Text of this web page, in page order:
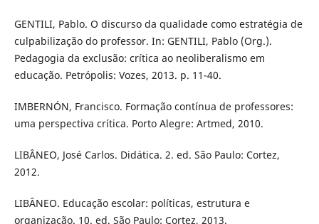
GENTILI, Pablo. O discurso da qualidade como estratégia de
culpabilização do professor. In: GENTILI, Pablo (Org.).
Pedagogia da exclusão: crítica ao neoliberalismo em
educação. Petrópolis: Vozes, 2013. p. 11-40.
IMBERNÓN, Francisco. Formação contínua de professores:
uma perspectiva crítica. Porto Alegre: Artmed, 2010.
LIBÂNEO, José Carlos. Didática. 2. ed. São Paulo: Cortez,
2012.
LIBÂNEO. Educação escolar: políticas, estrutura e
organização. 10. ed. São Paulo: Cortez, 2013.